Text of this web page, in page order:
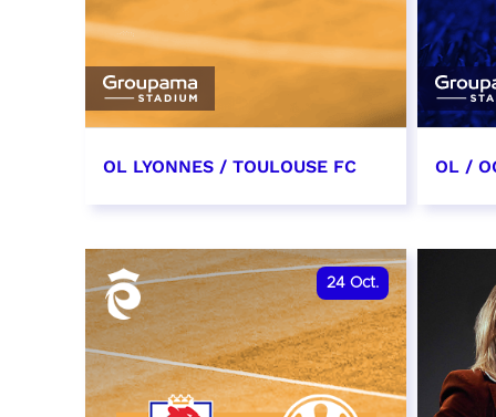
OL LYONNES / TOULOUSE FC
date et heure à confirmer
RÉSERVER
OL /
date
24 Oct.